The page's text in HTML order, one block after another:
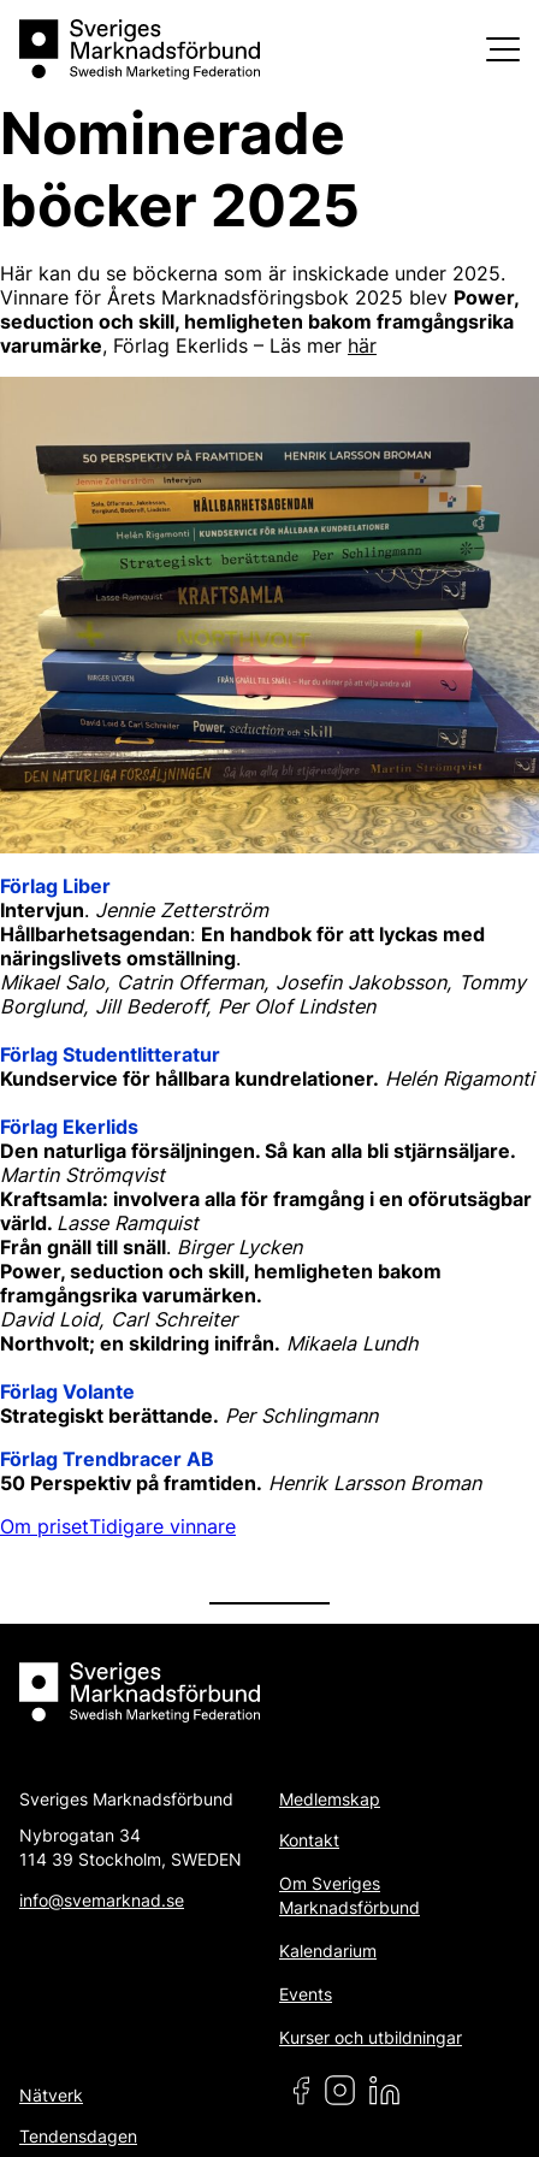
content
Sveriges Marknadsförbund
Nominerade
böcker 2025
Här kan du se böckerna som är inskickade under 2025.
Vinnare för Årets Marknadsföringsbok 2025 blev Power,
seduction och skill, hemligheten bakom framgångsrika
varumärke, Förlag Ekerlids – Läs mer här
Förlag Liber
Intervjun. Jennie Zetterström
Hållbarhetsagendan: En handbok för att lyckas med
näringslivets omställning.
Mikael Salo, Catrin Offerman, Josefin Jakobsson, Tommy
Borglund, Jill Bederoff, Per Olof Lindsten
Förlag Studentlitteratur
Kundservice för hållbara kundrelationer. Helén Rigamonti
Förlag Ekerlids
Den naturliga försäljningen. Så kan alla bli stjärnsäljare.
Martin Strömqvist
Kraftsamla: involvera alla för framgång i en oförutsägbar
värld. Lasse Ramquist
Från gnäll till snäll. Birger Lycken
Power, seduction och skill, hemligheten bakom
framgångsrika varumärken.
David Loid, Carl Schreiter
Northvolt; en skildring inifrån. Mikaela Lundh
Förlag Volante
Strategiskt berättande. Per Schlingmann
Förlag Trendbracer AB
50 Perspektiv på framtiden. Henrik Larsson Broman
Om prisetTidigare vinnare
Sveriges Marknadsförbund
Sveriges Marknadsförbund
Nybrogatan 34
114 39 Stockholm, SWEDEN
info@svemarknad.se
Medlemskap
Kontakt
Om Sveriges
Marknadsförbund
Kalendarium
Events
Kurser och utbildningar
Nätverk
Tendensdagen